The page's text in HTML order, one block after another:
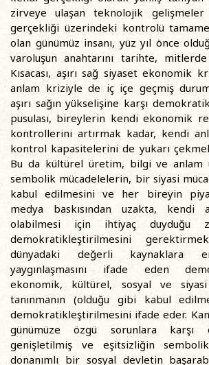
zirveye ulaşan teknolojik gelişmeler
gerçekliği üzerindeki kontrolü
olan günümüz insanı, yüz yıl önce
varoluşun anahtarını tarihte,
Kısacası, aşırı sağ siyaset ekonomik
anlam kriziyle de iç içe geçmiş
aşırı sağın yükselişine karşı
pusulası, bireylerin kendi ekonomik
kontrollerini artırmak kadar, kendi
kontrol kapasitelerini de yukarı
Bu da kültürel üretim, bilgi ve anlam
sembolik mücadelelerin, bir siyasi
kabul edilmesini ve her bireyin
medya baskısından uzakta, kendi
olabilmesi için ihtiyaç duyduğu
demokratikleştirilmesini
dünyadaki değerli kaynaklara
yaygınlaşmasını ifade eden
ekonomik, kültürel, sosyal ve
tanınmanın (olduğu gibi kabul
demokratikleştirilmesini ifade eder.
günümüze özgü sorunlara karşı
genişletilmiş ve eşitsizliğin
donanımlı bir sosyal devletin